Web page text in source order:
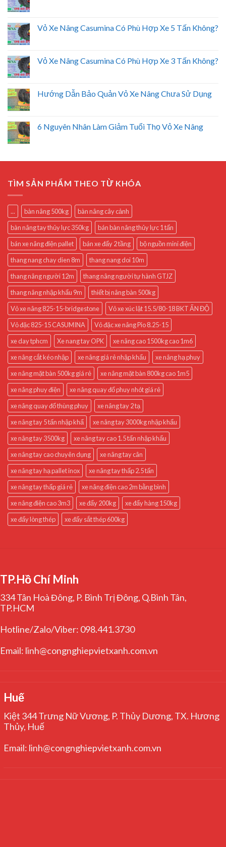
Vỏ Xe Nâng Casumina Có Phù Hợp Xe 5 Tấn Không?
Vỏ Xe Nâng Casumina Có Phù Hợp Xe 3 Tấn Không?
Hướng Dẫn Bảo Quản Vỏ Xe Nâng Chưa Sử Dụng
6 Nguyên Nhân Làm Giảm Tuổi Thọ Vỏ Xe Nâng
TÌM SẢN PHẨM THEO TỪ KHÓA
... bàn nâng 500kg
bàn nâng cây cảnh
bàn nâng tay thủy lực 350kg
bán bàn nâng thủy lực 1 tấn
bán xe nâng điện pallet
bán xe đẩy 2 tầng
bộ nguồn mini điện
thang nang chay dien 8m
thang nang doi 10m
thang nâng người 12m
thang nâng người tự hành GTJZ
thang nâng nhập khẩu 9m
thiết bị nâng bàn 500kg
Vỏ xe nâng 825-15-bridgestone
Vỏ xe xúc lật 15.5/80-18 BKT ẤN ĐỘ
Vỏ đặc 825-15 CASUMINA
Vỏ đặc xe nâng Pio 8.25-15
xe day tphcm
Xe nang tay OPK
xe nâng cao 1500kg cao 1m6
xe nâng cắt kéo nhập
xe nâng giá rẻ nhập khẩu
xe nâng hạ phuy
xe nâng mặt bàn 500kg giá rẻ
xe nâng mặt bàn 800kg cao 1m5
xe nâng phuy điện
xe nâng quay đổ phuy nhót giá rẻ
xe nâng quay đổ thùng phuy
xe nâng tay 2 tạ
xe nâng tay 5 tấn nhập khẩ
xe nâng tay 3000kg nhập khẩu
xe nâng tay 3500kg
xe nâng tay cao 1.5 tấn nhập khẩu
xe nâng tay cao chuyên dụng
xe nâng tay cân
xe nâng tay hạ pallet inox
xe nâng tay thấp 2.5 tấn
xe nâng tay thấp giá rẻ
xe nâng điện cao 2m bằng bình
xe nâng điện cao 3m3
xe đẩy 200kg
xe đẩy hàng 150kg
xe đẩy lòng thép
xe đẩy sắt thép 600kg
TP.Hồ Chí Minh
334 Tân Hoà Đông, P. Bình Trị Đông, Q.Bình Tân,
TP.HCM
Hotline/Zalo/Viber: 098.441.3730
Email: linh@congnghiepvietxanh.com.vn
Huế
Kiệt 344 Trưng Nữ Vương, P. Thủy Dương, TX. Hương
Thủy, Huế
Email: linh@congnghiepvietxanh.com.vn